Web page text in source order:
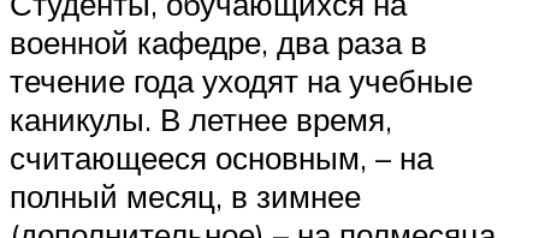
военной кафедре, два раза в
течение года уходят на учебные
каникулы. В летнее время,
считающееся основным, – на
полный месяц, в зимнее